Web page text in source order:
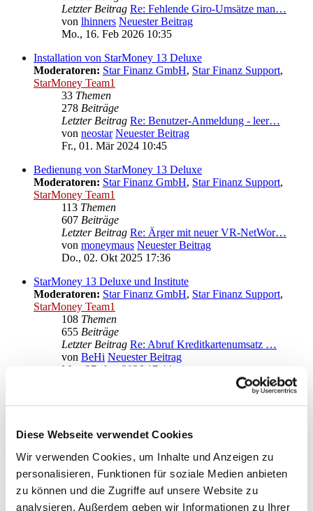
Diese Webseite verwendet Cookies
Wir verwenden Cookies, um Inhalte und Anzeigen zu
personalisieren, Funktionen für soziale Medien anbieten
zu können und die Zugriffe auf unsere Website zu
analysieren. Außerdem geben wir Informationen zu Ihrer
Letzter Beitrag Re: Fehlende Giro-Umsätze man…
von lhinners Neuester Beitrag
Mo., 16. Feb 2026 10:35
Installation von StarMoney 13 Deluxe
Moderatoren: Star Finanz GmbH, Star Finanz Support,
StarMoney Team1
33 Themen
278 Beiträge
Letzter Beitrag Re: Benutzer-Anmeldung - leer…
von neostar Neuester Beitrag
Fr., 01. Mär 2024 10:45
Bedienung von StarMoney 13 Deluxe
Moderatoren: Star Finanz GmbH, Star Finanz Support,
StarMoney Team1
113 Themen
607 Beiträge
Letzter Beitrag Re: Ärger mit neuer VR-NetWor…
von moneymaus Neuester Beitrag
Do., 02. Okt 2025 17:36
StarMoney 13 Deluxe und Institute
Moderatoren: Star Finanz GmbH, Star Finanz Support,
StarMoney Team1
108 Themen
655 Beiträge
Letzter Beitrag Re: Abruf Kreditkartenumsatz …
von BeHi Neuester Beitrag
Mo., 27. Apr 2026 17:44
Anregungen und Wünsche zu StarMoney 13 Deluxe
Moderatoren: Star Finanz GmbH,Star Finanz Support,
Gehe zu
Star Finanz GmbH
↳ Ankündigungen der Star Finanz GmbH
↳ Inhalte OnlineUpdates (Produktaktualisierungen)